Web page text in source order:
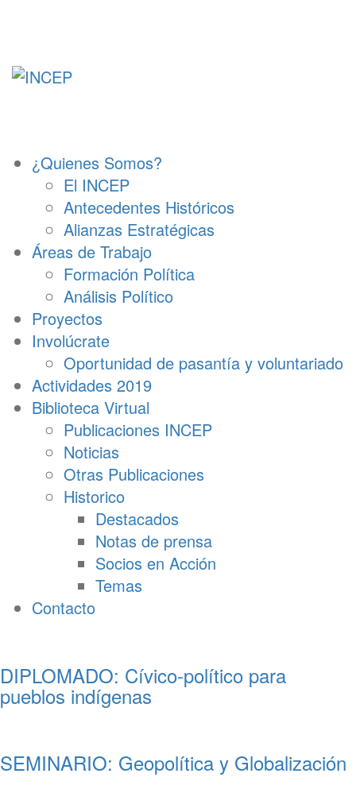
¿Quienes Somos?
El INCEP
Antecedentes Históricos
Alianzas Estratégicas
Áreas de Trabajo
Formación Política
Análisis Político
Proyectos
Involúcrate
Oportunidad de pasantía y voluntariado
Actividades 2019
Biblioteca Virtual
Publicaciones INCEP
Noticias
Otras Publicaciones
Historico
Destacados
Notas de prensa
Socios en Acción
Temas
Contacto
DIPLOMADO: Cívico-político para
pueblos indígenas
SEMINARIO: Geopolítica y Globalización